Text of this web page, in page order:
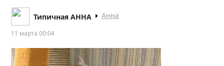
Типичная АННА Анна
11 марта 00:04